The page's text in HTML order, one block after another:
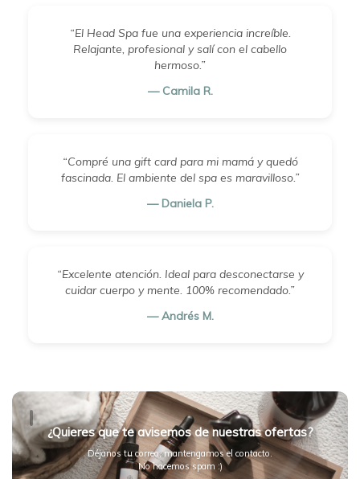
“El Head Spa fue una experiencia increíble.
Relajante, profesional y salí con el cabello
hermoso.”
— Camila R.
“Compré una gift card para mi mamá y quedó
fascinada. El ambiente del spa es maravilloso.”
— Daniela P.
“Excelente atención. Ideal para desconectarse y
cuidar cuerpo y mente. 100% recomendado.”
— Andrés M.
¿Quieres que te avisemos de nuestras ofertas?
Déjanos tu correo, mantengamos el contacto.
No hacemos spam :)